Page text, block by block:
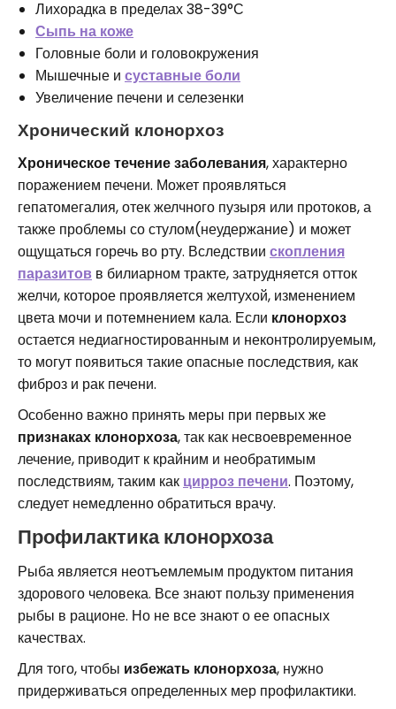
Лихорадка в пределах 38-39°С
Сыпь на коже
Головные боли и головокружения
Мышечные и суставные боли
Увеличение печени и селезенки
Хронический клонорхоз
Хроническое течение заболевания, характерно
поражением печени. Может проявляться
гепатомегалия, отек желчного пузыря или протоков, а
также проблемы со стулом(неудержание) и может
ощущаться горечь во рту. Вследствии скопления
паразитов в билиарном тракте, затрудняется отток
желчи, которое проявляется желтухой, изменением
цвета мочи и потемнением кала. Если клонорхоз
остается недиагностированным и неконтролируемым,
то могут появиться такие опасные последствия, как
фиброз и рак печени.
Особенно важно принять меры при первых же
признаках клонорхоза, так как несвоевременное
лечение, приводит к крайним и необратимым
последствиям, таким как цирроз печени. Поэтому,
следует немедленно обратиться врачу.
Профилактика клонорхоза
Рыба является неотъемлемым продуктом питания
здорового человека. Все знают пользу применения
рыбы в рационе. Но не все знают о ее опасных
качествах.
Для того, чтобы избежать клонорхоза, нужно
придерживаться определенных мер профилактики.